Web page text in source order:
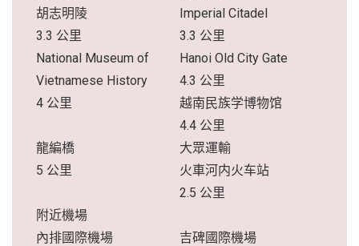
胡志明陵
3.3 公里
Imperial Citadel
3.3 公里
National Museum of
Vietnamese History
4 公里
Hanoi Old City Gate
4.3 公里
越南民族学博物馆
4.4 公里
龍編橋
5 公里
大眾運輸
火車河内火车站
2.5 公里
附近機場
內排國際機場
吉碑國際機場